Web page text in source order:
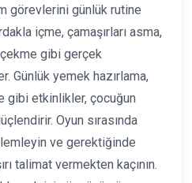
görevlerini günlük rutine
içme, çamaşırları asma,
gibi gerçek
Günlük yemek hazırlama,
gibi etkinlikler, çocuğun
Oyun sırasında
ve gerektiğinde
talimat vermekten kaçının.